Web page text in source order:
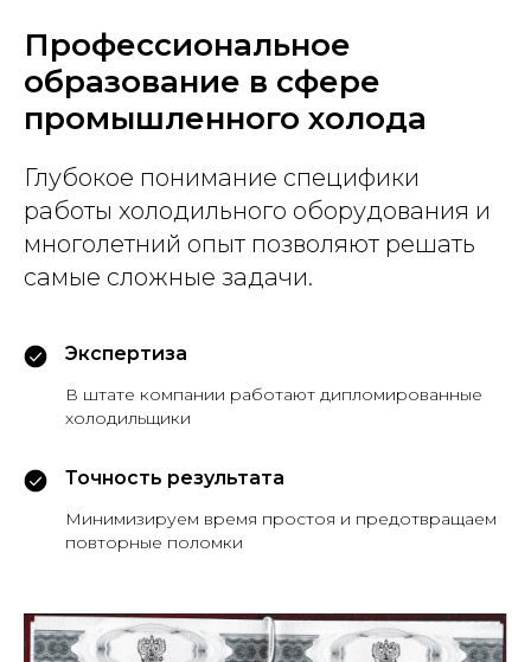
Профессиональное
образование в сфере
промышленного холода
Глубокое понимание специфики
работы холодильного оборудования и
многолетний опыт позволяют решать
самые сложные задачи.
Экспертиза
В штате компании работают дипломированные
холодильщики
Точность результата
Минимизируем время простоя и предотвращаем
повторные поломки